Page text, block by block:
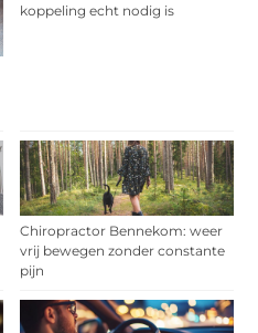
koppeling echt nodig is
Chiropractor Bennekom: weer
vrij bewegen zonder constante
pijn